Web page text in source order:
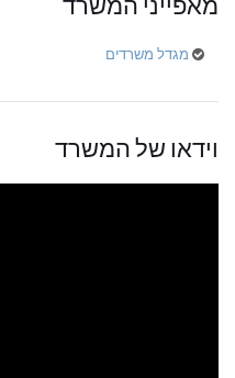
מגדל משרדים
וידאו של המשרד